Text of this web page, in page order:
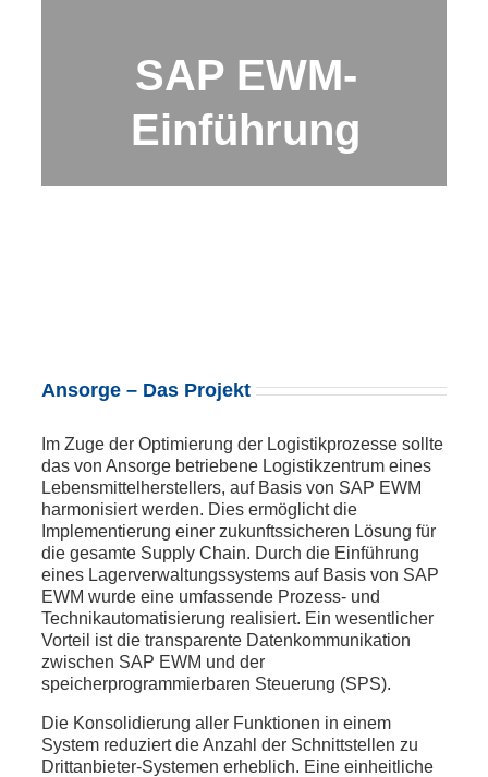
SAP EWM-
Einführung
Ansorge – Das Projekt
Im Zuge der Optimierung der Logistikprozesse sollte
das von Ansorge betriebene Logistikzentrum eines
Lebensmittelherstellers, auf Basis von SAP EWM
harmonisiert werden. Dies ermöglicht die
Implementierung einer zukunftssicheren Lösung für
die gesamte Supply Chain. Durch die Einführung
eines Lagerverwaltungssystems auf Basis von SAP
EWM wurde eine umfassende Prozess- und
Technikautomatisierung realisiert. Ein wesentlicher
Vorteil ist die transparente Datenkommunikation
zwischen SAP EWM und der
speicherprogrammierbaren Steuerung (SPS).
Die Konsolidierung aller Funktionen in einem
System reduziert die Anzahl der Schnittstellen zu
Drittanbieter-Systemen erheblich. Eine einheitliche